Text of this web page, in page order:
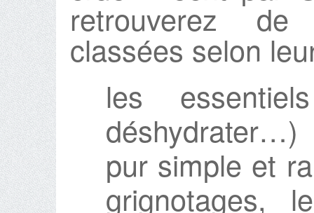
retrouverez de
classées selon
les
déshydrater…)
pur simple et
grignotages,